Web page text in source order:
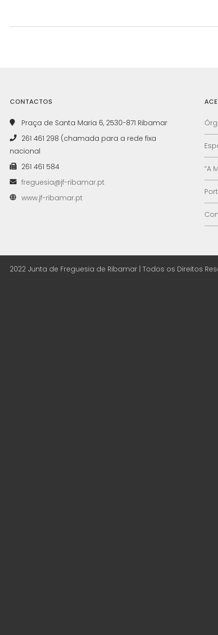
CONTACTOS
Praça de Santa Maria 6, 2530-871 Ribamar
261 461 298 (chamada para a rede fixa
nacional
261 461 584
freguesia@jf-ribamar.pt
www.jf-ribamar.pt
“A
2022 Junta de Freguesia de Ribamar | Todos os Direitos